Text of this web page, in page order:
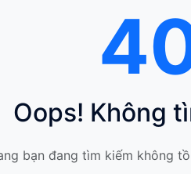
Oops! Không
bạn đang tìm kiếm không